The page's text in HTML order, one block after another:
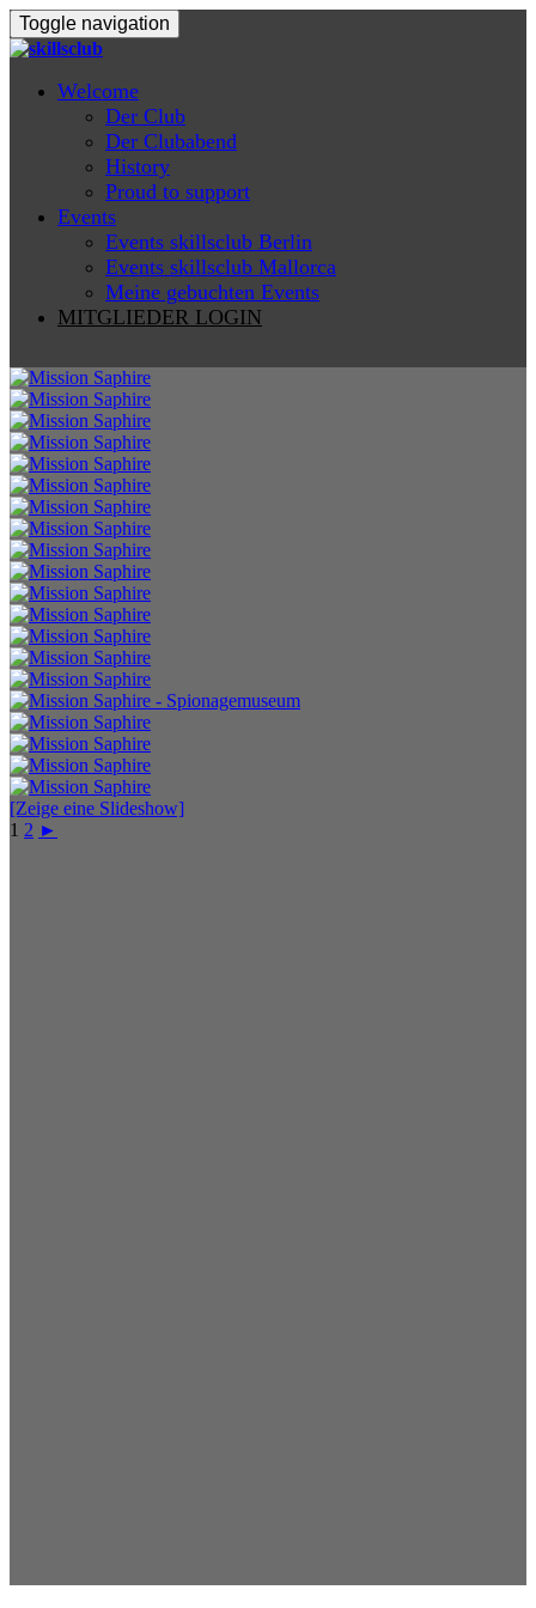
Toggle navigation
Welcome
Der Club
Der Clubabend
History
Proud to support
Events
Events skillsclub Berlin
Events skillsclub Mallorca
Meine gebuchten Events
MITGLIEDER LOGIN
[Zeige eine Slideshow]
1 2 ►